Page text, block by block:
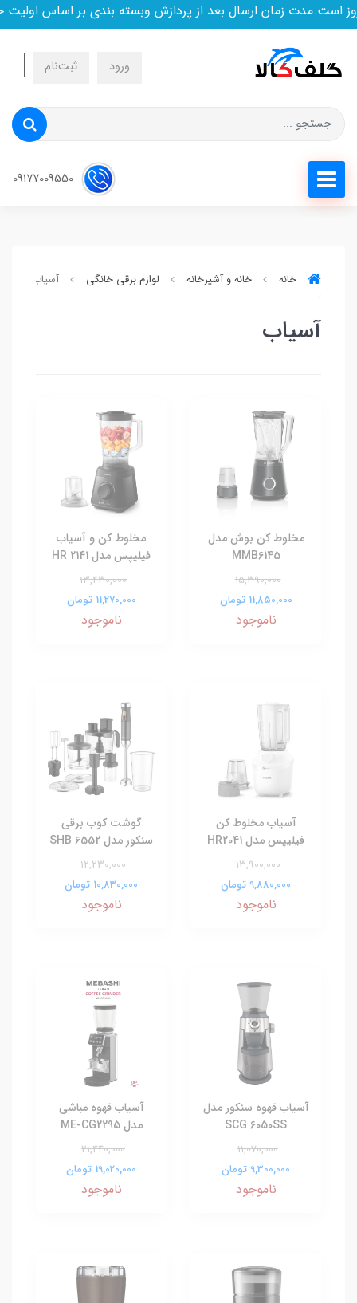
زمان ارسال بعد از پردازش وبسته بندی بر اساس اولیت
ورود ثبت‌نام
خانه خانه و آشپرخانه لوازم برقی خانگی آسیاب
آسیاب
مخلوط کن بوش مدل
MMB6145
15,390,000
11,850,000 تومان
ناموجود
مخلوط کن و آسیاب
فیلیپس مدل HR 2141
13,430,000
11,270,000 تومان
ناموجود
آسیاب مخلوط کن
فیلیپس مدل HR2041
13,900,000
9,880,000 تومان
ناموجود
گوشت کوب برقی
سنکور مدل SHB 6552
12,230,000
10,830,000 تومان
ناموجود
آسیاب قهوه سنکور مدل
SCG 6050SS
11,070,000
9,300,000 تومان
ناموجود
آسیاب قهوه مباشی
مدل ME-CG2295
21,440,000
19,020,000 تومان
ناموجود